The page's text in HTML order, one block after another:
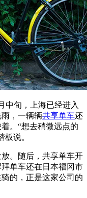
旬，上海已经进入
，一辆辆共享单车还
。“想去稍微远点的
说。
。随后，共享单车开
单车还在日本福冈市
的，正是这家公司的